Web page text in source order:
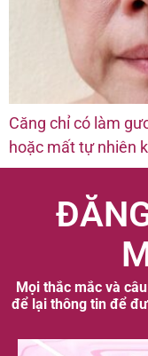
Căng chỉ có làm
hoặc mất tự nhiên
Mọi thắc mắc và
để lại thông tin để